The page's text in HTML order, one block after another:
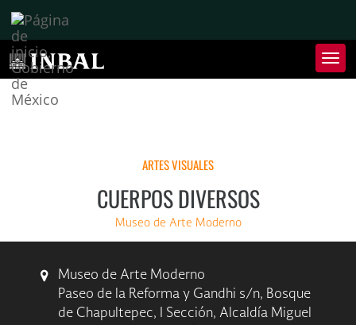
de
de
ARTES VISUALES
CUERPOS DIVERSOS
Museo de Arte Moderno
Museo de Arte Moderno
Paseo de la Reforma y Gandhi s/n, Bosque
de Chapultepec, I Sección, Alcaldía Miguel